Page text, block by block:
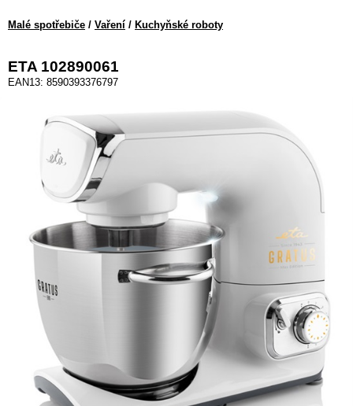
Malé spotřebiče / Vaření / Kuchyňské roboty
ETA 102890061
EAN13: 8590393376797